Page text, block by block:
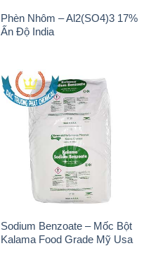
Phèn Nhôm – Al2(SO4)3 17%
Ấn Độ India
Sodium Benzoate – Mốc Bột
Kalama Food Grade Mỹ Usa